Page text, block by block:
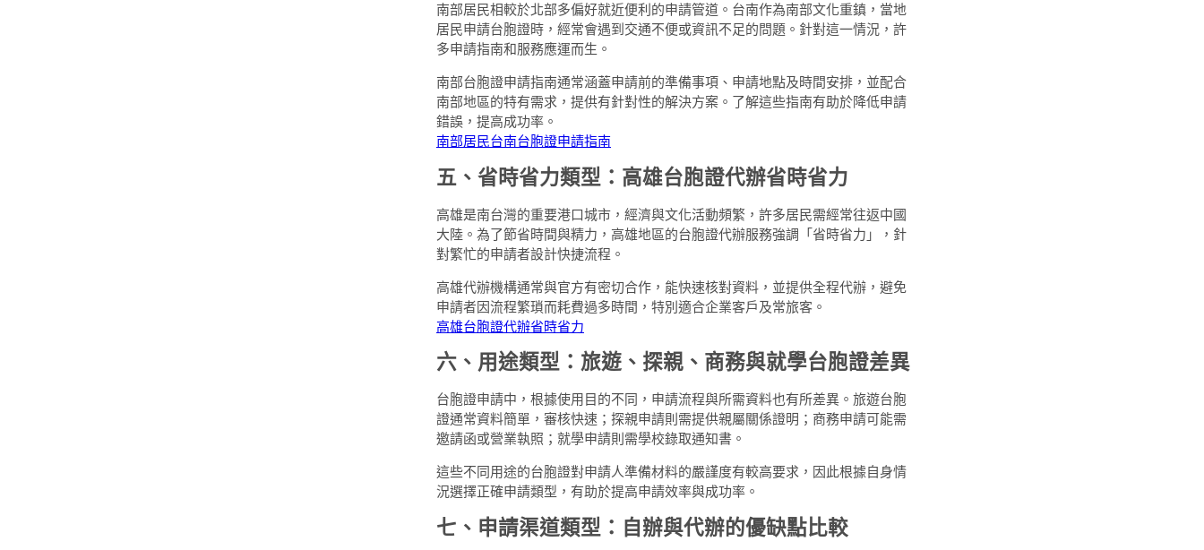
南部居民相較於北部多偏好就近便利的申請管道。台南作為南部文化重鎮，當地
居民申請台胞證時，經常會遇到交通不便或資訊不足的問題。針對這一情況，許
多申請指南和服務應運而生。
南部台胞證申請指南通常涵蓋申請前的準備事項、申請地點及時間安排，並配合
南部地區的特有需求，提供有針對性的解決方案。了解這些指南有助於降低申請
錯誤，提高成功率。
南部居民台南台胞證申請指南
五、省時省力類型：高雄台胞證代辦省時省力
高雄是南台灣的重要港口城市，經濟與文化活動頻繁，許多居民需經常往返中國
大陸。為了節省時間與精力，高雄地區的台胞證代辦服務強調「省時省力」，針
對繁忙的申請者設計快捷流程。
高雄代辦機構通常與官方有密切合作，能快速核對資料，並提供全程代辦，避免
申請者因流程繁瑣而耗費過多時間，特別適合企業客戶及常旅客。
高雄台胞證代辦省時省力
六、用途類型：旅遊、探親、商務與就學台胞證差異
台胞證申請中，根據使用目的不同，申請流程與所需資料也有所差異。旅遊台胞
證通常資料簡單，審核快速；探親申請則需提供親屬關係證明；商務申請可能需
邀請函或營業執照；就學申請則需學校錄取通知書。
這些不同用途的台胞證對申請人準備材料的嚴謹度有較高要求，因此根據自身情
況選擇正確申請類型，有助於提高申請效率與成功率。
七、申請渠道類型：自辦與代辦的優缺點比較